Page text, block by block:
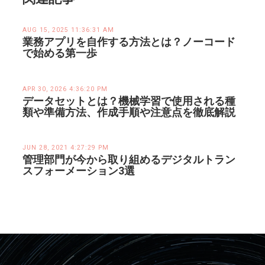
AUG 15, 2025 11:36:31 AM
業務アプリを自作する方法とは？ノーコード
で始める第一歩
APR 30, 2026 4:36:20 PM
データセットとは？機械学習で使用される種
類や準備方法、作成手順や注意点を徹底解説
JUN 28, 2021 4:27:29 PM
管理部門が今から取り組めるデジタルトラン
スフォーメーション3選